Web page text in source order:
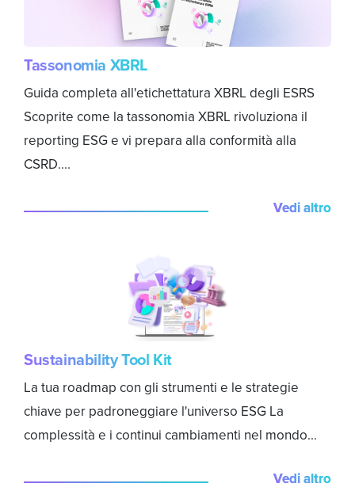
Tassonomia XBRL
Guida completa all'etichettatura XBRL degli ESRS
Scoprite come la tassonomia XBRL rivoluziona il
reporting ESG e vi prepara alla conformità alla
CSRD....
Vedi altro
Sustainability Tool Kit
La tua roadmap con gli strumenti e le strategie
chiave per padroneggiare l'universo ESG La
complessità e i continui cambiamenti nel mondo...
Vedi altro